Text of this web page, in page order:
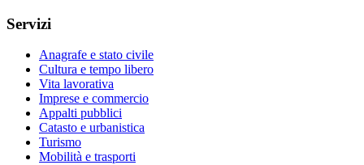
Servizi
Anagrafe e stato civile
Cultura e tempo libero
Vita lavorativa
Imprese e commercio
Appalti pubblici
Catasto e urbanistica
Turismo
Mobilità e trasporti